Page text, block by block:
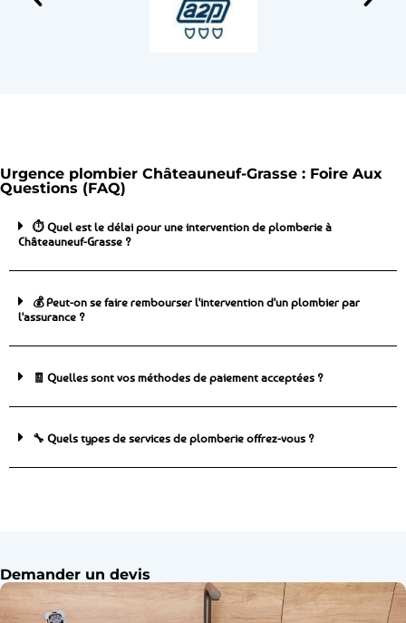
Urgence plombier Châteauneuf-Grasse : Foire Aux
Questions (FAQ)
⏱️ Quel est le délai pour une intervention de plomberie à
Châteauneuf-Grasse ?
💰 Peut-on se faire rembourser l'intervention d'un plombier par
l'assurance ?
🧾 Quelles sont vos méthodes de paiement acceptées ?
🔧 Quels types de services de plomberie offrez-vous ?
Demander un devis